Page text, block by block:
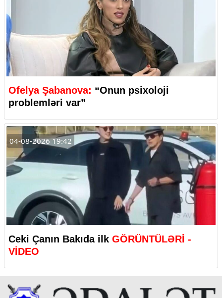
Ofelya Şabanova: “Onun psixoloji
problemləri var”
04-08-2026 19:42
Ceki Çanın Bakıda ilk GÖRÜNTÜLƏRİ -
VİDEO